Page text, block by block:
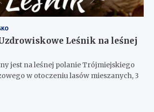
Leśnik na leśnej
jest na leśnej polanie Trójmiejskiego
w otoczeniu lasów mieszanych, 3